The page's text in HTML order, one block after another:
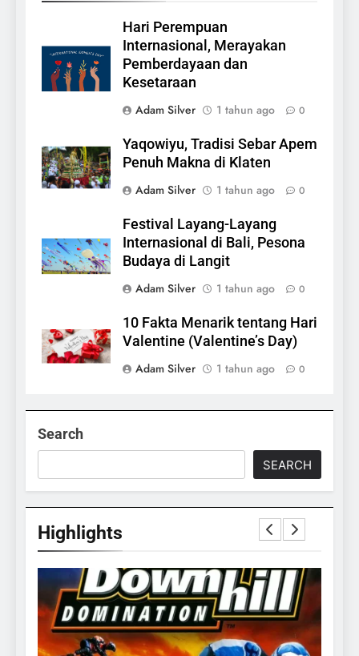
Hari Perempuan
Internasional, Merayakan
Pemberdayaan dan
Kesetaraan
Adam Silver
1 tahun ago 0
Yaqowiyu, Tradisi Sebar Apem
Penuh Makna di Klaten
Adam Silver
1 tahun ago 0
Festival Layang-Layang
Internasional di Bali, Pesona
Budaya di Langit
Adam Silver
1 tahun ago 0
10 Fakta Menarik tentang Hari
Valentine (Valentine’s Day)
Adam Silver
1 tahun ago 0
Search
SEARCH
Highlights
24
Apakah Benar Gajah Takut
Dengan Tikus
ANIMALS